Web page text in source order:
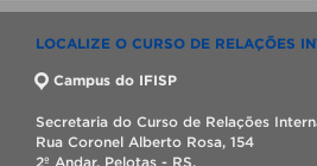
LOCALIZE O CURSO DE RELAÇÕES
Campus do IFISP
Secretaria do Curso de Relações
Rua Coronel Alberto Rosa, 154
2º Andar, Pelotas - RS.